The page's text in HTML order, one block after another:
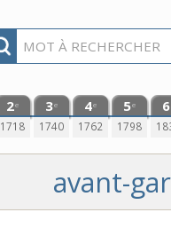
2e
1718
3e
1740
4e
1762
5e
1798
6
avant-